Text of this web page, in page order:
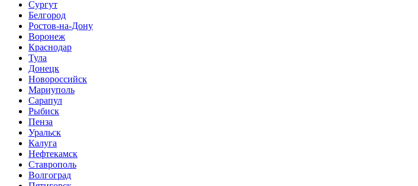
Сургут
Белгород
Ростов-на-Дону
Воронеж
Краснодар
Тула
Донецк
Новороссийск
Мариуполь
Сарапул
Рыбиск
Пенза
Уральск
Калуга
Нефтекамск
Ставрополь
Волгоград